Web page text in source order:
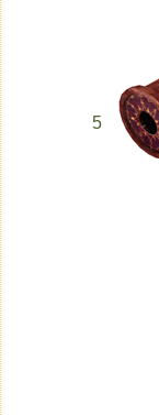
5